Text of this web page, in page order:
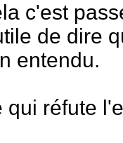
c'est
de dire
entendu.
qui réfute